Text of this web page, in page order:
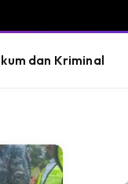
dan Kriminal